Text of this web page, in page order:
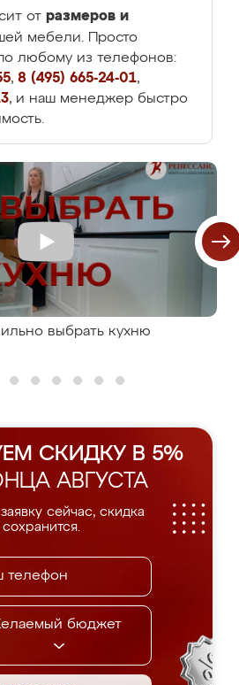
от размеров и
мебели. Просто
любому из телефонов:
, 8 (495) 665-24-01,
, и наш менеджер быстро
выбрать кухню
СКИДКУ В 5%
АВГУСТА
сейчас, скидка
сохранится.
бюджет